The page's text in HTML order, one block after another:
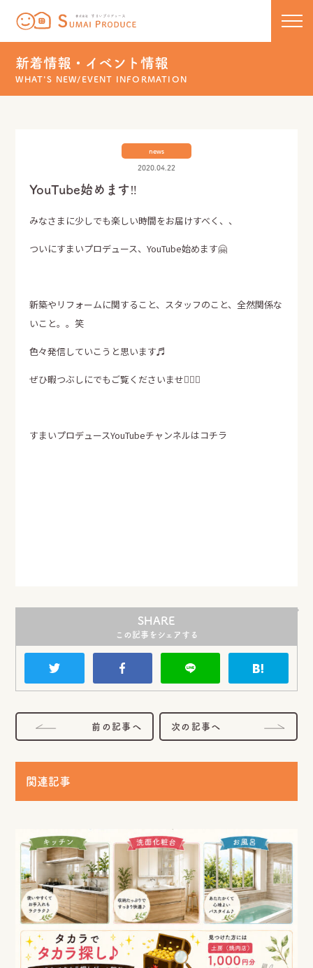
コンセプト
新築
リフォーム・リノベーション
お問い合わせ
資料請求
自動換気システム 進化した素材の壁
TEL.0120-358-724
LINE InstagramFacebook
新着情報・イベント情報
WHAT'S NEW/EVENT INFORMATION
news
2020.04.22
YouTube始めます‼️
みなさまに少しでも楽しい時間をお届けすべく、、
ついにすまいプロデュース、YouTube始めます🤗
新築やリフォームに関すること、スタッフのこと、全然関係な
いこと。。笑
色々発信していこうと思います♬
ぜひ暇つぶしにでもご覧くださいませ🙇‍♀️✨
すまいプロデュースYouTubeチャンネルはコチラ
SHARE
この記事をシェアする
前の記事へ 次の記事へ
関連記事